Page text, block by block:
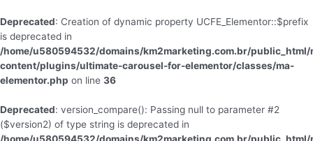
Deprecated: Creation of dynamic property UCFE_Elementor::$prefix
is deprecated in
/home/u580594532/domains/km2marketing.com.br/
content/plugins/ultimate-carousel-for-elementor/classes/ma-
elementor.php on line 36
Deprecated: version_compare(): Passing null to parameter #2
($version2) of type string is deprecated in